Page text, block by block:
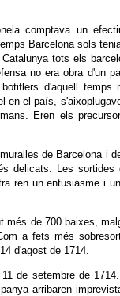
comptava un
Barcelona sols
tots els
no era obra d'un
d'aquell temps
en el país,
Eren els
de Barcelona i
delicats. Les sortides
ren un entusiasme i
més de 700 baixes,
a fets més
d'agost de 1714.
de setembre de
arribaren